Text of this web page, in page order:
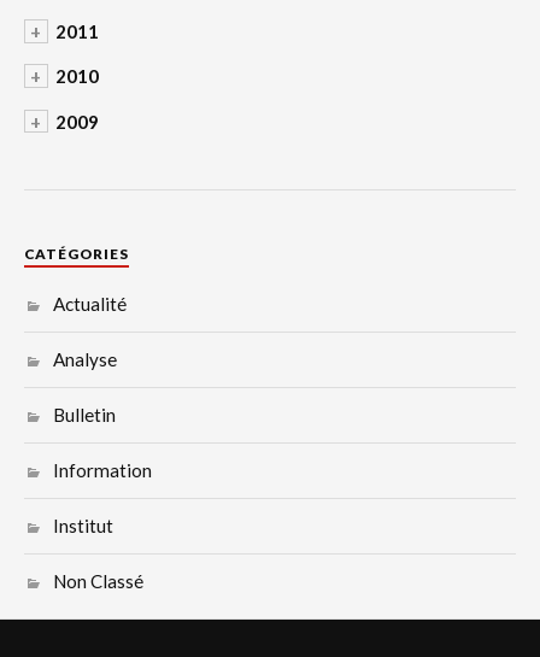
+ 2011
+ 2010
+ 2009
CATÉGORIES
Actualité
Analyse
Bulletin
Information
Institut
Non Classé